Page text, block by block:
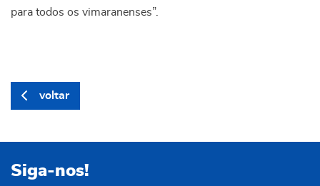
para todos os vimaranenses”.
voltar
Siga-nos!